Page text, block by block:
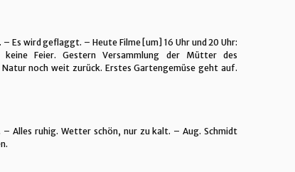
Es wird geflaggt. – Heute Filme [um] 16 Uhr und 20 Uhr:
keine Feier. Gestern Versammlung der Mütter des
noch weit zurück. Erstes Gartengemüse geht auf.
– Alles ruhig. Wetter schön, nur zu kalt. – Aug. Schmidt